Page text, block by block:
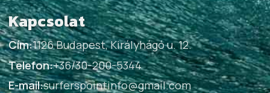
Kapcsolat
Cím:1126 Budapest, Királyhágó u. 12.
Telefon:+36/30-200-5344
E-mail:surferspointinfo@gmail.com